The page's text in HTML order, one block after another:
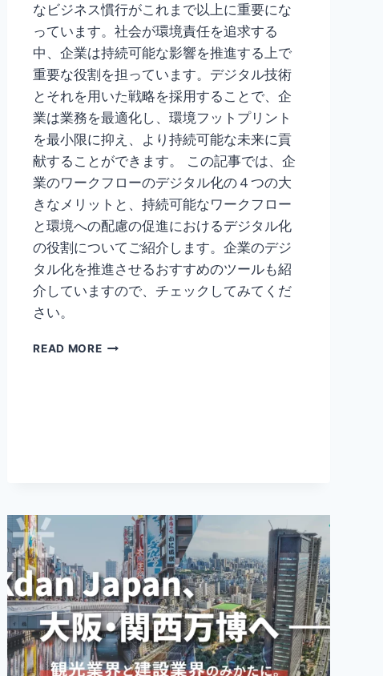
なビジネス慣行がこれまで以上に重要にな
っています。社会が環境責任を追求する
中、企業は持続可能な影響を推進する上で
重要な役割を担っています。デジタル技術
とそれを用いた戦略を採用することで、企
業は業務を最適化し、環境フットプリント
を最小限に抑え、より持続可能な未来に貢
献することができます。 この記事では、企
業のワークフローのデジタル化の４つの大
きなメリットと、持続可能なワークフロー
と環境への配慮の促進におけるデジタル化
の役割についてご紹介します。企業のデジ
タル化を推進させるおすすめのツールも紹
介していますので、チェックしてみてくだ
さい。
READ MOREワ
ル
る
メ
リ
ッ
ト
と
は？